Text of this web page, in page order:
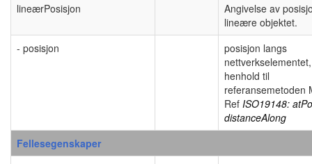
lineærPosisjon
Angivelse av
lineære objektet.
- posisjon
posisjon langs
henhold til
referansemetoden
Ref ISO19148:
distanceAlong
Fellesegenskaper